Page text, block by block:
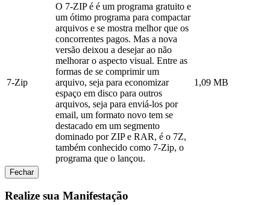
7-Zip
O 7-ZIP é é um programa gratuito e
um ótimo programa para compactar
arquivos e se mostra melhor que os
concorrentes pagos. Mas a nova
versão deixou a desejar ao não
melhorar o aspecto visual. Entre as
formas de se comprimir um
arquivo, seja para economizar
espaço em disco para outros
arquivos, seja para enviá-los por
email, um formato novo tem se
destacado em um segmento
dominado por ZIP e RAR, é o 7Z,
também conhecido como 7-Zip, o
programa que o lançou.
1,09 MB
Fechar
Realize sua Manifestação